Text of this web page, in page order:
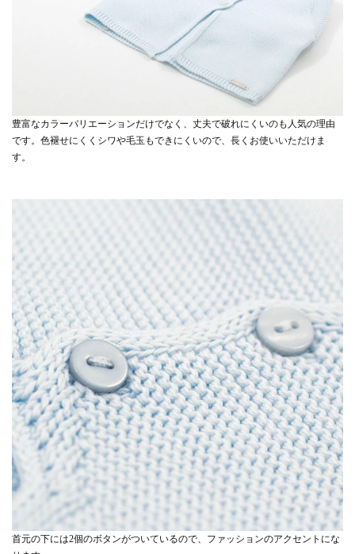
豊富なカラーバリエーションだけでなく、丈夫で破れにくいのも人気の理由
です。色褪せにくくシワや毛玉もできにくいので、長くお使いいただけま
す。
首元の下には2個のボタンがついているので、ファッションのアクセントにな